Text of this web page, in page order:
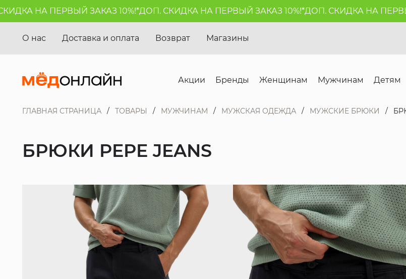
НА ПЕРВЫЙ ЗАКАЗ 10%!*ДОП. СКИДКА НА ПЕРВЫЙ ЗАКАЗ 10%!*ДОП. СКИДКА НА ПЕРВЫЙ
О нас Доставка и оплата Возврат Магазины
Акции Бренды Женщинам Мужчинам Детям
ГЛАВНАЯ СТРАНИЦА ТОВАРЫ МУЖЧИНАМ МУЖСКАЯ ОДЕЖДА МУЖСКИЕ БРЮКИ
БРЮКИ PEPE JEANS